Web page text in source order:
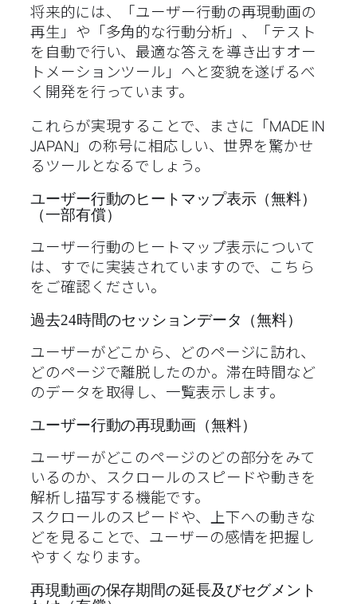
将来的には、「ユーザー行動の再現動画の
再生」や「多角的な行動分析」、「テスト
を自動で行い、最適な答えを導き出すオー
トメーションツール」へと変貌を遂げるべ
く開発を行っています。
これらが実現することで、まさに「MADE IN
JAPAN」の称号に相応しい、世界を驚かせ
るツールとなるでしょう。
ユーザー行動のヒートマップ表示（無料）
（一部有償）
ユーザー行動のヒートマップ表示について
は、すでに実装されていますので、こちら
をご確認ください。
過去24時間のセッションデータ（無料）
ユーザーがどこから、どのページに訪れ、
どのページで離脱したのか。滞在時間など
のデータを取得し、一覧表示します。
ユーザー行動の再現動画（無料）
ユーザーがどこのページのどの部分をみて
いるのか、スクロールのスピードや動きを
解析し描写する機能です。
スクロールのスピードや、上下への動きな
どを見ることで、ユーザーの感情を把握し
やすくなります。
再現動画の保存期間の延長及びセグメント